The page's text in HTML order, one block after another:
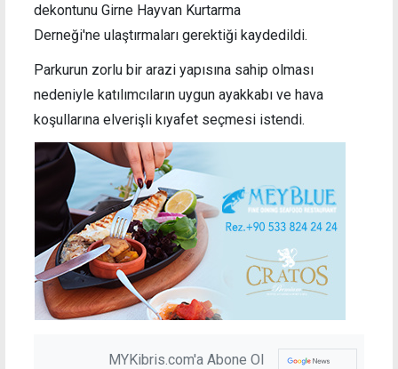
dekontunu Girne Hayvan Kurtarma
Derneği'ne ulaştırmaları gerektiği kaydedildi.
Parkurun zorlu bir arazi yapısına sahip olması
nedeniyle katılımcıların uygun ayakkabı ve hava
koşullarına elverişli kıyafet seçmesi istendi.
MYKibris.com'a Abone Ol